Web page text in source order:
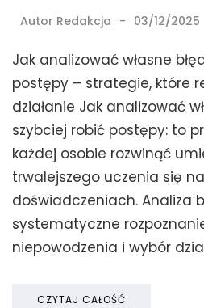
Autor Redakcja 03/12/2025
Jak analizować własne
postępy – strategie, które
działanie Jak analizować
szybciej robić postępy: to
każdej osobie rozwinąć
trwalejszego uczenia się
doświadczeniach. Analiza
systematyczne
niepowodzenia i wybór
CZYTAJ CAŁOŚĆ